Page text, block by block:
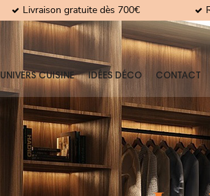
Livraison gratuite dès 700€
UNIVERS CUISINE IDÉES DÉCO CONTACT